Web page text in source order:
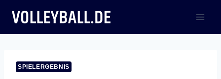
Inhalt
springen
SPIELERGEBNIS